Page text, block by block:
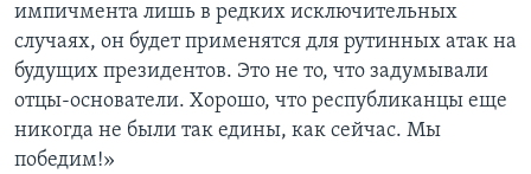
импичмента лишь в редких исключительных
случаях, он будет применятся для рутинных атак на
будущих президентов. Это не то, что задумывали
отцы-основатели. Хорошо, что республиканцы еще
никогда не были так едины, как сейчас. Мы
победим!»